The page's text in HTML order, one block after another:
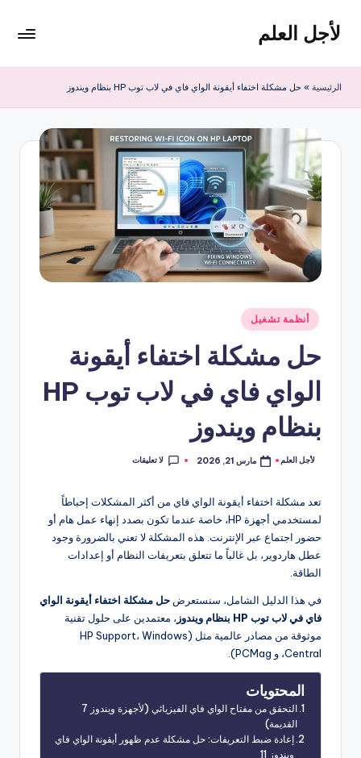
التجاوز
المحتوى
لأجل العلم
موقع
التقنية
العالم
الرئيسية » حل مشكلة اختفاء أيقونة الواي فاي في لاب توب HP بنظام ويندوز
نُشر
في
أنظمة تشغيل
حل مشكلة اختفاء أيقونة
الواي فاي في لاب توب HP
بنظام ويندوز
تمّ
لأجل العلم مارس 21, 2026 لا تعليقات
تعد مشكلة اختفاء أيقونة الواي فاي من أكثر المشكلات إحباطاً
لمستخدمي أجهزة HP، خاصة عندما تكون بصدد إنهاء عمل هام أو
حضور اجتماع عبر الإنترنت. هذه المشكلة لا تعني بالضرورة وجود
عطل هاردوير، بل غالباً ما تتعلق بتعريفات النظام أو إعدادات
الطاقة.
في هذا الدليل الشامل، سنستعرض حل مشكلة اختفاء أيقونة الواي
فاي في لاب توب HP بنظام ويندوز
، معتمدين على حلول تقنية
موثوقة من مصادر عالمية مثل (HP Support، Windows
Central، و PCMag).
المحتويات
التحقق من مفتاح الواي فاي الفيزيائي (لأجهزة ويندوز 7
القديمة)
إعادة ضبط التعريفات: حل مشكلة عدم ظهور أيقونة الواي فاي
ويندوز 11